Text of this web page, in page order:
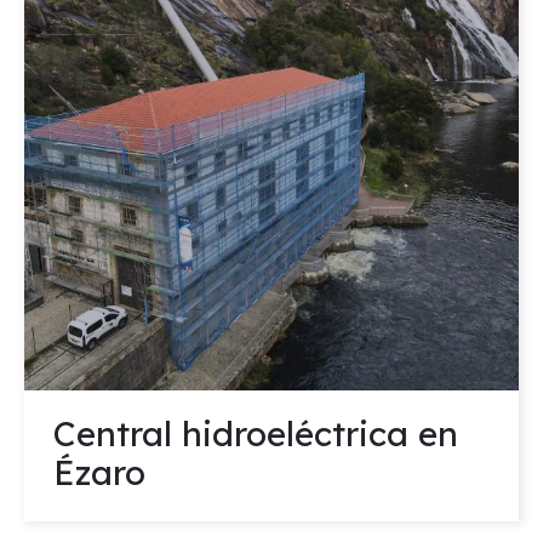
Central hidroeléctrica en
Ézaro